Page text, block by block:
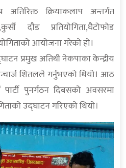
अतिरिक्त क्रियाकलाप अन्तर्गत
दौड प्रतियोगिता,घैटोफोड
आयोजना गरेको हो।
प्रमुख अतिथी नेकपाका केन्द्रीय
शितलले गर्नुभएको थियो। आठ
पुनर्गठन दिबसको अवसरमा
उद्घाटन गरिएको थियो।